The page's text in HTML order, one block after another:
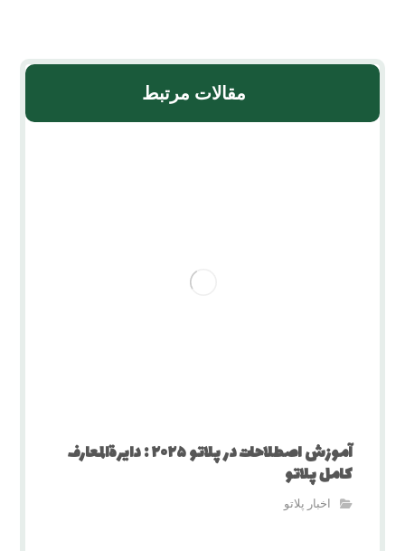
مقالات مرتبط
آموزش اصطلاحات در پلاتو ۲۰۲۵ : دایرة‌المعارف
کامل پلاتو
اخبار پلاتو